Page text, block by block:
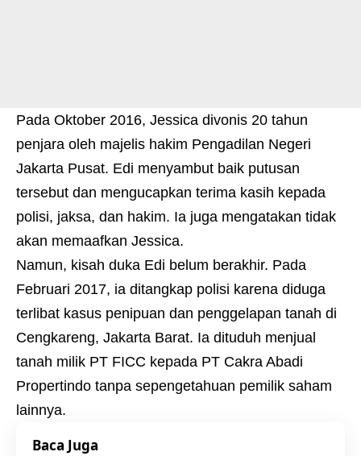
Pada Oktober 2016, Jessica divonis 20 tahun
penjara oleh majelis hakim Pengadilan Negeri
Jakarta Pusat. Edi menyambut baik putusan
tersebut dan mengucapkan terima kasih kepada
polisi, jaksa, dan hakim. Ia juga mengatakan tidak
akan memaafkan Jessica.
Namun, kisah duka Edi belum berakhir. Pada
Februari 2017, ia ditangkap polisi karena diduga
terlibat kasus penipuan dan penggelapan tanah di
Cengkareng, Jakarta Barat. Ia dituduh menjual
tanah milik PT FICC kepada PT Cakra Abadi
Propertindo tanpa sepengetahuan pemilik saham
lainnya.
Baca Juga